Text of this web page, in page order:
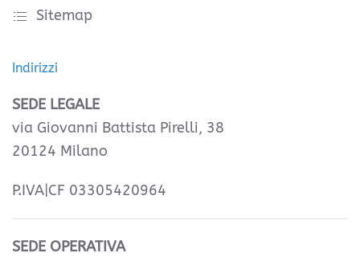
Sitemap
Indirizzi
SEDE LEGALE
via Giovanni Battista Pirelli, 38
20124 Milano
P.IVA|CF 03305420964
SEDE OPERATIVA